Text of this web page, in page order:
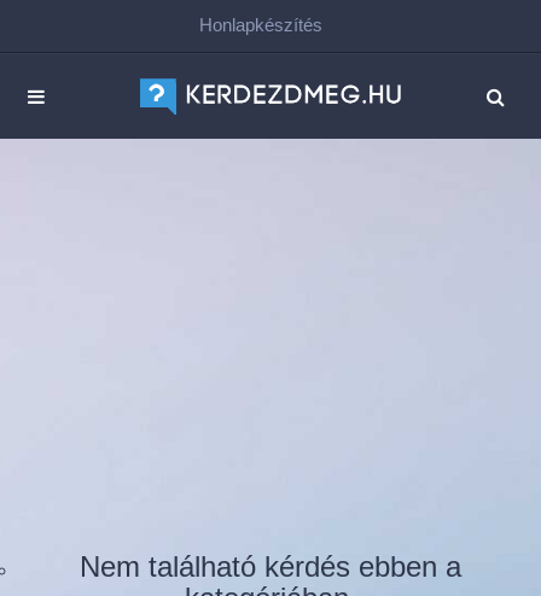
Honlapkészítés
Nem található kérdés ebben a